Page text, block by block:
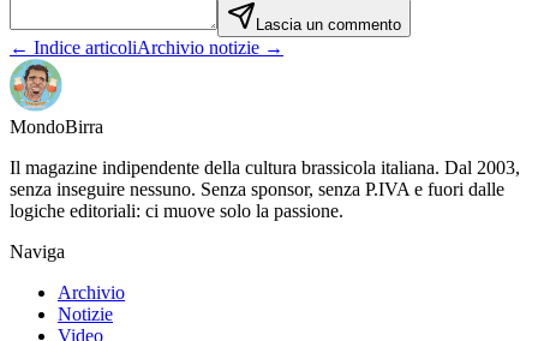
Lascia un commento
← Indice articoliArchivio notizie →
MondoBirra
Il magazine indipendente della cultura brassicola italiana. Dal 2003,
senza inseguire nessuno. Senza sponsor, senza P.IVA e fuori dalle
logiche editoriali: ci muove solo la passione.
Naviga
Archivio
Notizie
Video